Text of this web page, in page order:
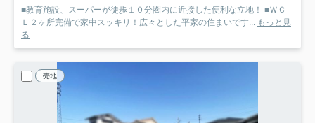
■教育施設、スーパーが徒歩１０分圏内に近接した便利な立地！ ■ＷＣ
Ｌ２ヶ所完備で家中スッキリ！広々とした平家の住まいです... もっと見
る
売地